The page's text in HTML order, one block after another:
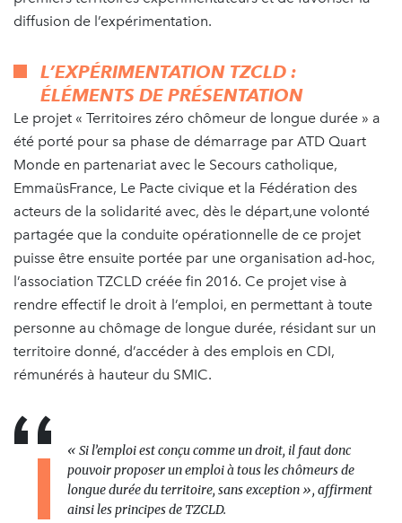
diffusion de l’expérimentation.
L’EXPÉRIMENTATION TZCLD :
ÉLÉMENTS DE PRÉSENTATION
Le projet « Territoires zéro chômeur de longue durée » a
été porté pour sa phase de démarrage par ATD Quart
Monde en partenariat avec le Secours catholique,
EmmaüsFrance, Le Pacte civique et la Fédération des
acteurs de la solidarité avec, dès le départ,une volonté
partagée que la conduite opérationnelle de ce projet
puisse être ensuite portée par une organisation ad-hoc,
l’association TZCLD créée fin 2016. Ce projet vise à
rendre effectif le droit à l’emploi, en permettant à toute
personne au chômage de longue durée, résidant sur un
territoire donné, d’accéder à des emplois en CDI,
rémunérés à hauteur du SMIC.
« Si l’emploi est conçu comme un droit, il faut donc
pouvoir proposer un emploi à tous les chômeurs de
longue durée du territoire, sans exception », affirment
ainsi les principes de TZCLD.